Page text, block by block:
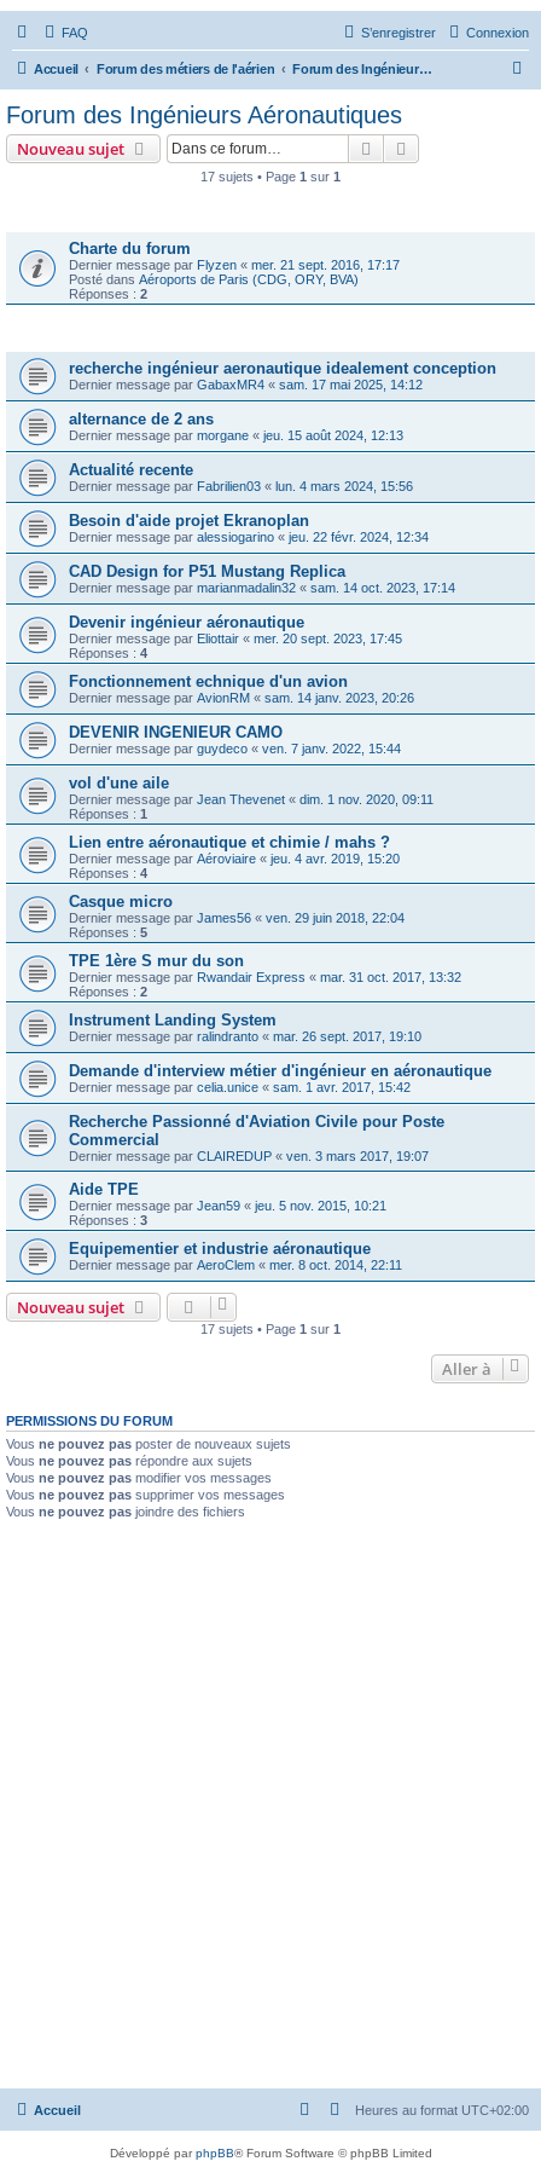
FAQ Connexion
S’enregistrer
Accueil Forum des métiers de l'aérien Forum des Ingénieurs Aéronautiques
Forum des Ingénieurs Aéronautiques
Nouveau sujet Rechercher
17 sujets • Page 1 sur 1
Charte du forum
Dernier message par Flyzen « mer. 21 sept. 2016, 17:17
Posté dans Aéroports de Paris (CDG, ORY, BVA)
Réponses : 2
recherche ingénieur aeronautique idealement conception
Dernier message par GabaxMR4 « sam. 17 mai 2025, 14:12
alternance de 2 ans
Dernier message par morgane « jeu. 15 août 2024, 12:13
Actualité recente
Dernier message par Fabrilien03 « lun. 4 mars 2024, 15:56
Besoin d'aide projet Ekranoplan
Dernier message par alessiogarino « jeu. 22 févr. 2024, 12:34
CAD Design for P51 Mustang Replica
Dernier message par marianmadalin32 « sam. 14 oct. 2023, 17:14
Devenir ingénieur aéronautique
Dernier message par Eliottair « mer. 20 sept. 2023, 17:45
Réponses : 4
Fonctionnement echnique d'un avion
Dernier message par AvionRM « sam. 14 janv. 2023, 20:26
DEVENIR INGENIEUR CAMO
Dernier message par guydeco « ven. 7 janv. 2022, 15:44
vol d'une aile
Dernier message par Jean Thevenet « dim. 1 nov. 2020, 09:11
Réponses : 1
Lien entre aéronautique et chimie / mahs ?
Dernier message par Aéroviaire « jeu. 4 avr. 2019, 15:20
Réponses : 4
Casque micro
Dernier message par James56 « ven. 29 juin 2018, 22:04
Réponses : 5
TPE 1ère S mur du son
Dernier message par Rwandair Express « mar. 31 oct. 2017, 13:32
Réponses : 2
Instrument Landing System
Dernier message par ralindranto « mar. 26 sept. 2017, 19:10
Demande d'interview métier d'ingénieur en aéronautique
Dernier message par celia.unice « sam. 1 avr. 2017, 15:42
Recherche Passionné d'Aviation Civile pour Poste
Commercial
Dernier message par CLAIREDUP « ven. 3 mars 2017, 19:07
Aide TPE
Dernier message par Jean59 « jeu. 5 nov. 2015, 10:21
Réponses : 3
Equipementier et industrie aéronautique
Dernier message par AeroClem « mer. 8 oct. 2014, 22:11
Nouveau sujet
17 sujets • Page 1 sur 1
Aller à
PERMISSIONS DU FORUM
Vous ne pouvez pas poster de nouveaux sujets
Vous ne pouvez pas répondre aux sujets
Vous ne pouvez pas modifier vos messages
Vous ne pouvez pas supprimer vos messages
Vous ne pouvez pas joindre des fichiers
Accueil Heures au format UTC+02:00
Développé parphpBB® Forum Software © phpBB Limited